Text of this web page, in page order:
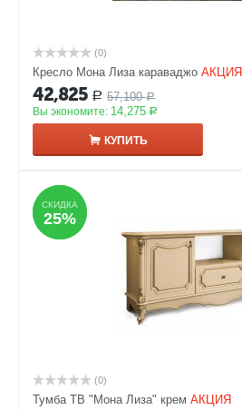
(0)
Кресло Мона Лиза караваджо АКЦИЯ
42,825 Р 57,100 Р
Вы экономите: 14,275 Р
КУПИТЬ
СКИДКА
25%
СКИДКА
25%
(0)
Тумба ТВ "Мона Лиза" крем АКЦИЯ